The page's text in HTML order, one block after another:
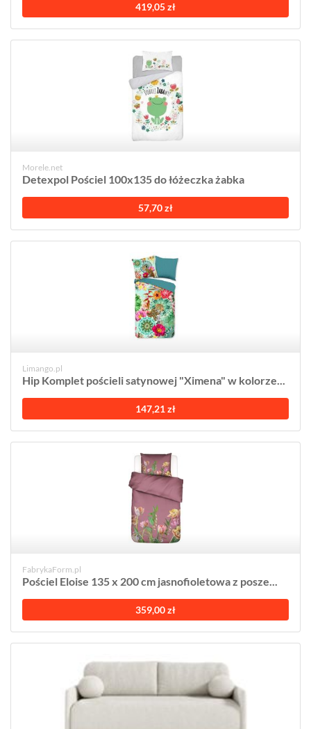
419,05 zł
Morele.net
Detexpol Pościel 100x135 do łóżeczka żabka
57,70 zł
Limango.pl
Hip Komplet pościeli satynowej "Ximena" w kolorze...
147,21 zł
FabrykaForm.pl
Pościel Eloise 135 x 200 cm jasnofioletowa z posze...
359,00 zł